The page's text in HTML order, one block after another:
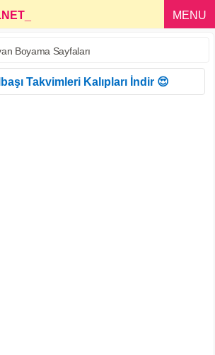
MENU
Boyama Sayfaları
Takvimleri Kalıpları İndir 😍